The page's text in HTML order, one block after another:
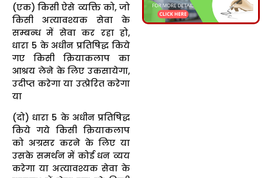
(एक) किसी ऐसे व्यक्ति को, जो
किसी अत्यावश्यक सेवा के
सम्बन्ध में सेवा कर रहा हो,
धारा 5 के अधीन प्रतिषिद्ध किये
गए किसी क्रियाकलाप का
आश्रय लेने के लिए उकसायेगा,
उदीप्त करेगा या उत्प्रेरित करेगा
या
(दो) धारा 5 के अधीन प्रतिषिद्ध
किये गये किसी क्रियाकलाप
को अग्रसर करने के लिए या
उसके समर्थन में कोई धन व्यय
करेगा या अत्यावश्यक सेवा के